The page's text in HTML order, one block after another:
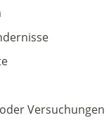
Versuchungen